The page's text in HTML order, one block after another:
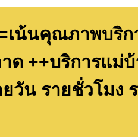
เน้นคุณภาพบริ
ด ++บริการแม่
ยวัน รายชั่วโมง